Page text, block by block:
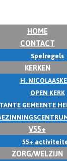
HOME
CONTACT
Spelregels
KERKEN
H.
OPEN KERK
GEMEENTE
V55+
55+
ZORG/WELZIJN